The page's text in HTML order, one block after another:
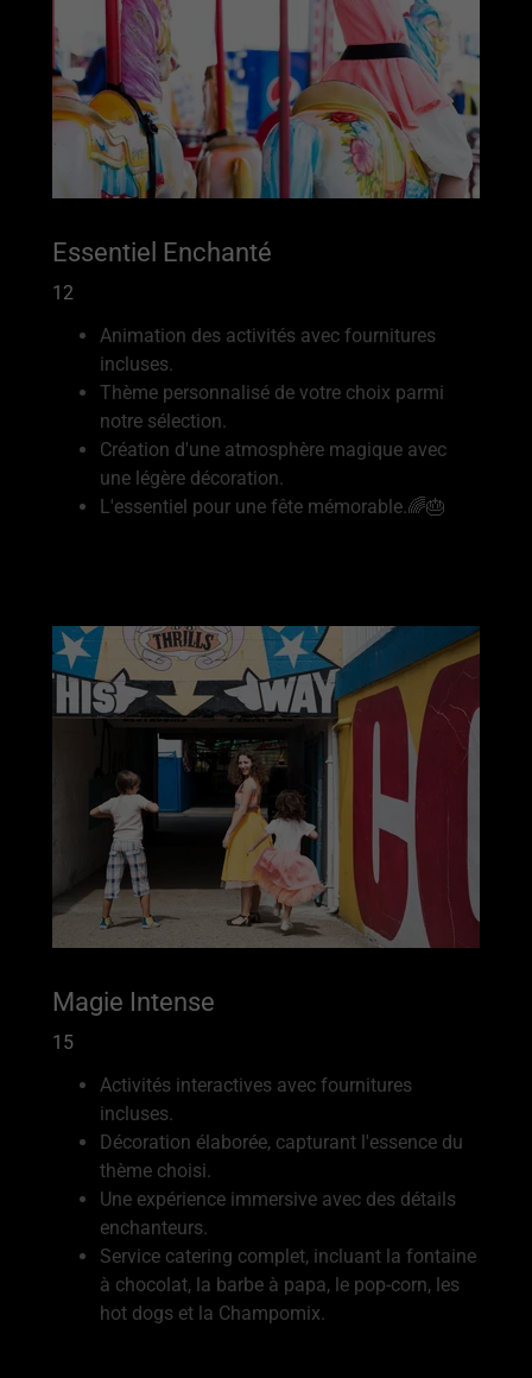
Essentiel Enchanté
12
Animation des activités avec fournitures
incluses.
Thème personnalisé de votre choix parmi
notre sélection.
Création d'une atmosphère magique avec
une légère décoration.
L'essentiel pour une fête mémorable.🌈🎂
Magie Intense
15
Activités interactives avec fournitures
incluses.
Décoration élaborée, capturant l'essence du
thème choisi.
Une expérience immersive avec des détails
enchanteurs.
Service catering complet, incluant la fontaine
à chocolat, la barbe à papa, le pop-corn, les
hot dogs et la Champomix.